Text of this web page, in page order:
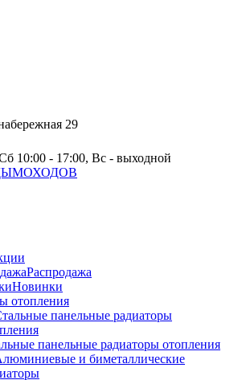
29
10:00 - 17:00, Вс - выходной
Распродажа
Новинки
отопления
панельные радиаторы отопления